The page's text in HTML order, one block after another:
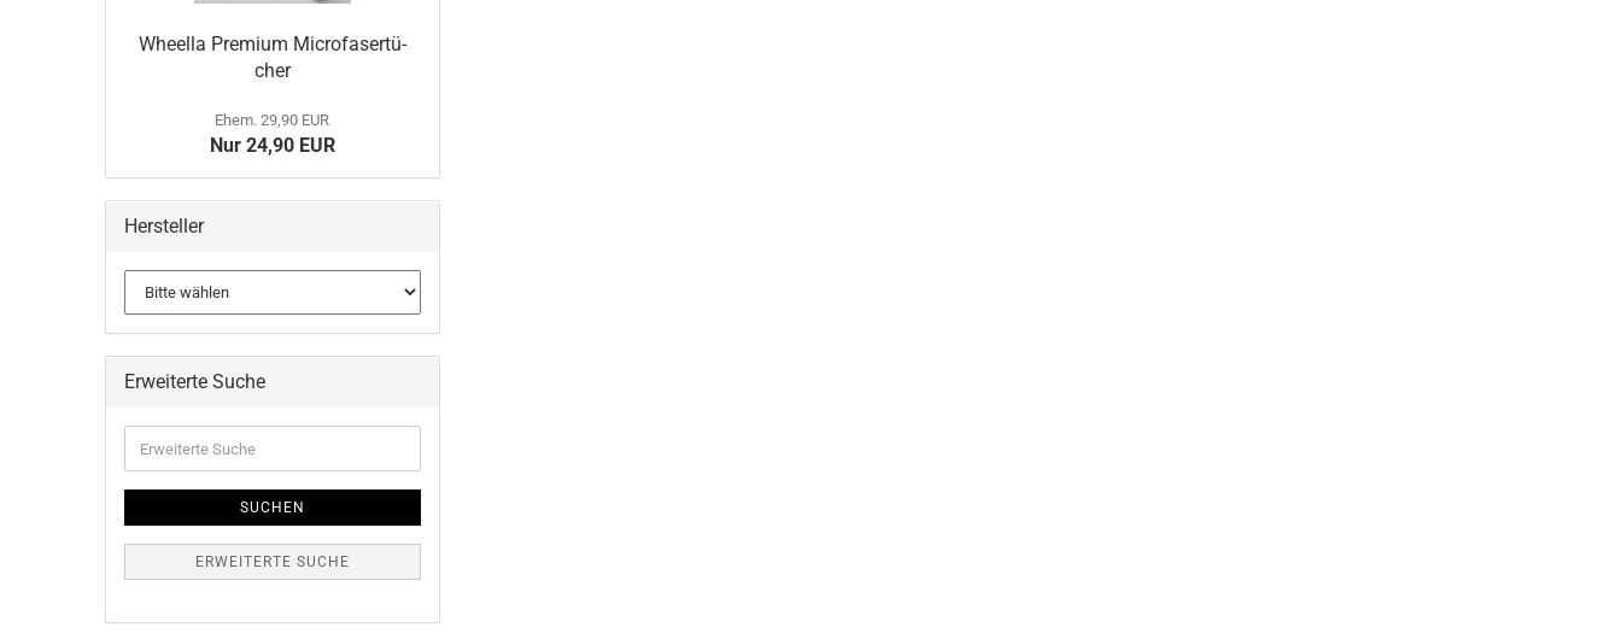
Wheel­la Pre­mi­um Mi­cro­fa­ser­tü­
cher
Ehem. 29,90 EUR
Nur 24,90 EUR
Hersteller
Erweiterte Suche
Suche
SUCHEN
ERWEITERTE SUCHE